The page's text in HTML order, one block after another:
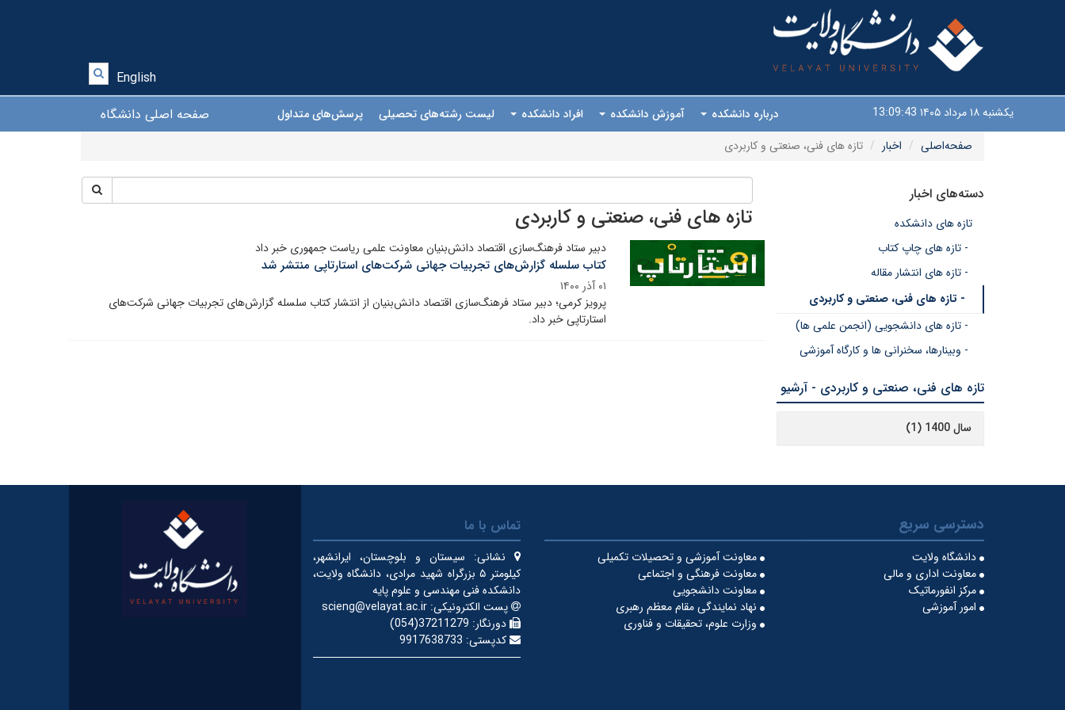
English
یکشنبه ۱۸ مرداد ۱۴۰۵ 13:09:43 صفحه اصلی دانشگاه درباره دانشکده آموزش دانشکده افراد دانشکده لیست رشته‌های تحصیلی
پرسش‌های متداول
صفحه‌اصلی
اخبار تازه های فنی، صنعتی و کاربردی
تازه های فنی، صنعتی و کاربردی
دبیر ستاد فرهنگ‌سازی اقتصاد دانش‌بنیان معاونت علمی ریاست جمهوری خبر داد
کتاب سلسله گزارش‌های تجربیات جهانی شرکت‌های استارتاپی منتشر شد
۰۱ آذر ۱۴۰۰
پرویز کرمی؛ دبیر ستاد فرهنگ‌سازی اقتصاد دانش‌بنیان از انتشار کتاب سلسله گزارش‌های تجربیات جهانی شرکت‌های
استارتاپی خبر داد.
دسته‌های اخبار
تازه های دانشکده
- تازه های چاپ کتاب
- تازه های انتشار مقاله
- تازه های فنی، صنعتی و کاربردی
- تازه های دانشجویی (انجمن علمی ها)
- وبینارها، سخنرانی ها و کارگاه آموزشی
تازه های فنی، صنعتی و کاربردی - آرشیو
سال 1400 (1)
دسترسی سریع
معاونت آموزشی و تحصیلات تکمیلی
دانشگاه ولایت
معاونت فرهنگی و اجتماعی
معاونت اداری و مالی
معاونت دانشجویی
مرکز انفورماتیک
نهاد نمایندگی مقام معظم رهبری
امور آموزشی
وزارت علوم، تحقیقات و فناوری
تماس با ما
نشانی: سیستان و بلوچستان، ایرانشهر،
کیلومتر ۵ بزرگراه شهید مرادی، دانشگاه ولایت،
دانشکده فنی مهندسی و علوم پایه
پست الکترونیکی: scieng@velayat.ac.ir
دورنگار: 37211279(054)
کدپستی: 9917638733